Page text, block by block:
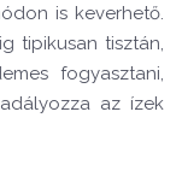
is keverhető.
tipikusan tisztán,
fogyasztani,
az ízek